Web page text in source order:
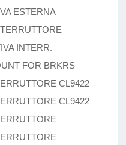
ESTERNA
INTERR.
FOR BRKRS
CL9422
CL9422